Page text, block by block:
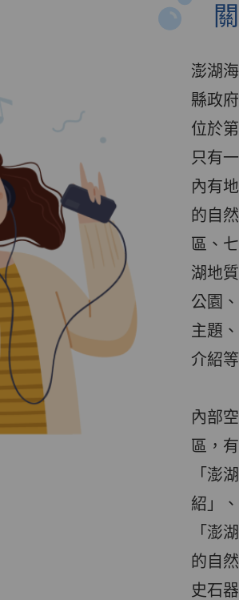
澎湖
縣政
位於
只有
內有
的自
區、
湖地
公園
主題
介紹
內部
區，
「澎
紹」
「澎
的自
史石